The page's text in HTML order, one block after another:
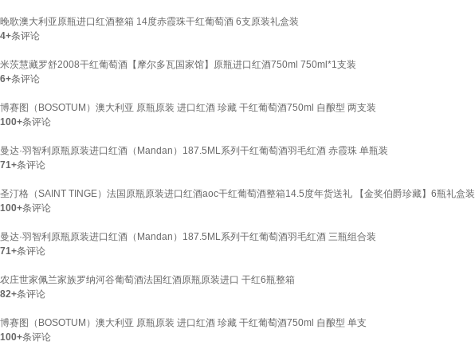
晚歌澳大利亚原瓶进口红酒整箱 14度赤霞珠干红葡萄酒 6支原装礼盒装
4+条评论
米茨慧藏罗舒2008干红葡萄酒【摩尔多瓦国家馆】原瓶进口红酒750ml 750ml*1支装
6+条评论
博赛图（BOSOTUM）澳大利亚 原瓶原装 进口红酒 珍藏 干红葡萄酒750ml 自酿型 两支装
100+条评论
曼达·羽智利原瓶原装进口红酒（Mandan）187.5ML系列干红葡萄酒羽毛红酒 赤霞珠 单瓶装
71+条评论
圣汀格（SAINT TINGE）法国原瓶原装进口红酒aoc干红葡萄酒整箱14.5度年货送礼 【金奖伯爵珍藏】6瓶礼盒装
100+条评论
曼达·羽智利原瓶原装进口红酒（Mandan）187.5ML系列干红葡萄酒羽毛红酒 三瓶组合装
71+条评论
农庄世家佩兰家族罗纳河谷葡萄酒法国红酒原瓶原装进口 干红6瓶整箱
82+条评论
博赛图（BOSOTUM）澳大利亚 原瓶原装 进口红酒 珍藏 干红葡萄酒750ml 自酿型 单支
100+条评论